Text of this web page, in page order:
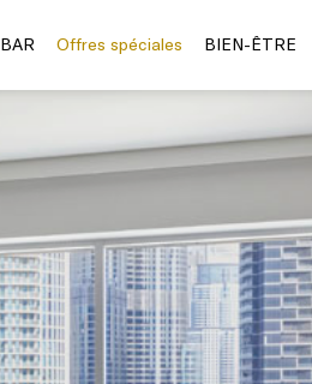
Offres spéciales BIEN-ÊTRE